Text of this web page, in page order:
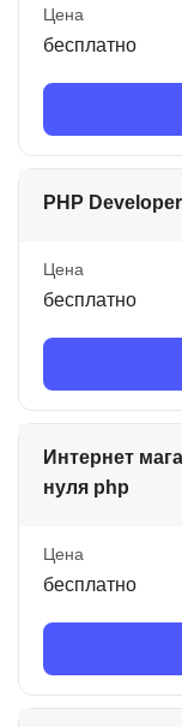
Цена
бесплатно
PHP
Цена
бесплатно
Интернет
нуля php
Цена
бесплатно